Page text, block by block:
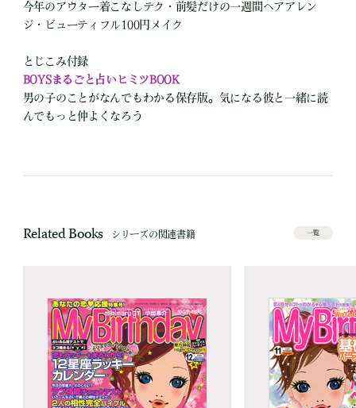
今年のアウター着こなしテク・前髪だけの一週間ヘアアレン
ジ・ビューティフル100円メイク
とじこみ付録
BOYSまるごと占いヒミツBOOK
男の子のことがなんでもわかる保存版。気になる彼と一緒に読
んでもっと仲よくなろう
Related Books シリーズの関連書籍 一覧